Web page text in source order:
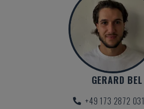
GERARD BEL
+49 173 2872 031